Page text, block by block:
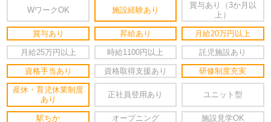
WワークOK 施設経験あり
賞与あり（3か月以
上）
賞与あり 昇給あり 月給20万円以上
月給25万円以上 時給1100円以上 託児施設あり
資格手当あり 資格取得支援あり 研修制度充実
産休・育児休業制度
あり
正社員登用あり ユニット型
駅ちか オープニング 施設見学OK